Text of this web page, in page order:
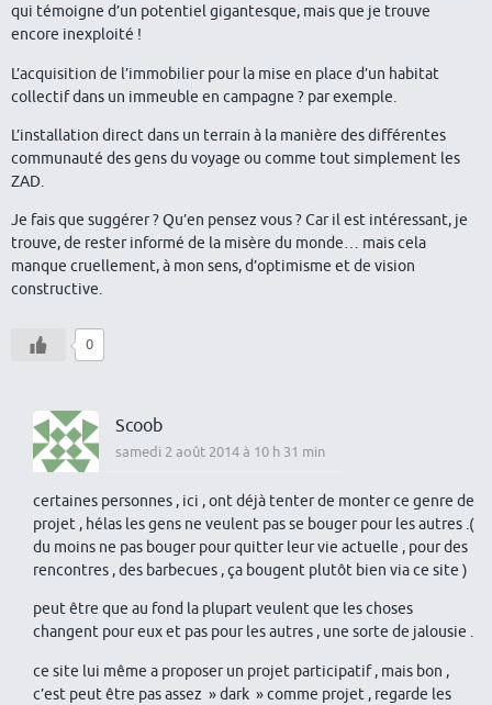
qui témoigne d’un potentiel gigantesque, mais que je trouve
encore inexploité !
L’acquisition de l’immobilier pour la mise en place d’un habitat
collectif dans un immeuble en campagne ? par exemple.
L’installation direct dans un terrain à la manière des différentes
communauté des gens du voyage ou comme tout simplement les
ZAD.
Je fais que suggérer ? Qu’en pensez vous ? Car il est intéressant, je
trouve, de rester informé de la misère du monde… mais cela
manque cruellement, à mon sens, d’optimisme et de vision
constructive.
0
Scoob
samedi 2 août 2014 à 10 h 31 min
certaines personnes , ici , ont déjà tenter de monter ce genre de
projet , hélas les gens ne veulent pas se bouger pour les autres .(
du moins ne pas bouger pour quitter leur vie actuelle , pour des
rencontres , des barbecues , ça bougent plutôt bien via ce site )
peut être que au fond la plupart veulent que les choses
changent pour eux et pas pour les autres , une sorte de jalousie .
ce site lui même a proposer un projet participatif , mais bon ,
c’est peut être pas assez » dark » comme projet , regarde les